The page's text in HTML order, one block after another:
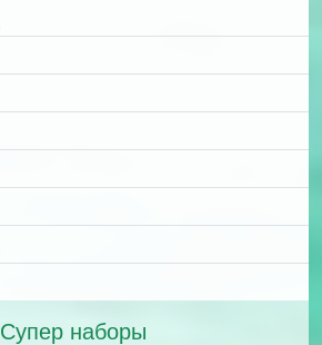
Супер наборы